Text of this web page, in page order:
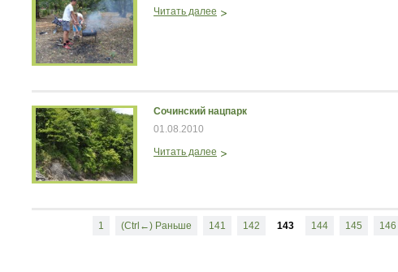
Читать далее
Сочинский нацпарк
01.08.2010
Читать далее
1 (Ctrl←) Раньше 141 142 143 144 145 146